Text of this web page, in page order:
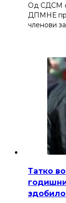
Од СДСМ
ДПМНЕ
членови
Татко